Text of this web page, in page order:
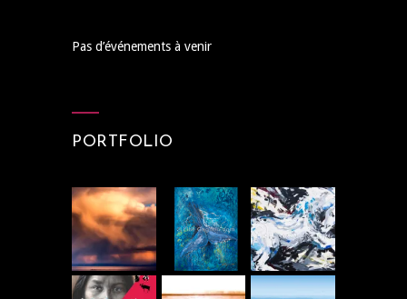
Pas d’événements à venir
PORTFOLIO